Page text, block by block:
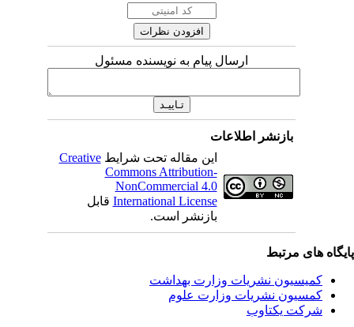
ارسال پیام به نویسنده مسئول
بازنشر اطلاعات
این مقاله تحت شرایطCreative
Commons Attribution-
NonCommercial 4.0
International Licenseقابل
بازنشر است.
های مرتبط
کمیسیون نشریات وزارت بهداشت
کمسیون نشریات وزارت علوم
شرکت یکتاوب